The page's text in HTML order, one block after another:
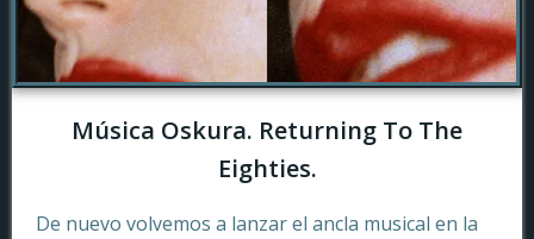
Música Oskura. Returning To The
Eighties.
De nuevo volvemos a lanzar el ancla musical en la